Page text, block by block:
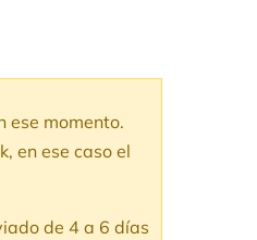
ese momento.
en ese caso el
de 4 a 6 días